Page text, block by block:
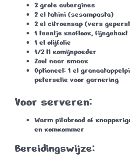
2 grote aubergines
2 el tahini (sesampasta)
2 el citroensap (vers
1 teentje knoflook, fijngehakt
1 el olijfolie
1/2 tl komijnpoeder
Zout naar smaak
Optioneel: 1 el
peterselie voor garnering
Voor serveren:
Warm pitabrood of
en komkommer
Bereidingswijze: